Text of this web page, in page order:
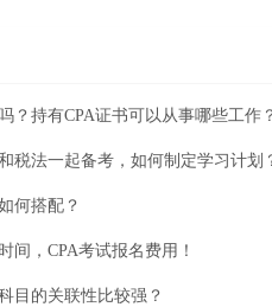
？持有CPA证书可以从事哪些工作
税法一起备考，如何制定学习计划
何搭配？
间，CPA考试报名费用！
目的关联性比较强？